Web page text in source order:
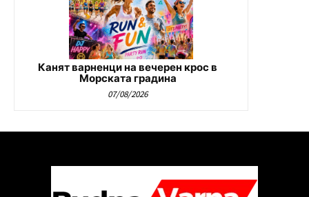
Канят варненци на вечерен крос в
Морската градина
07/08/2026